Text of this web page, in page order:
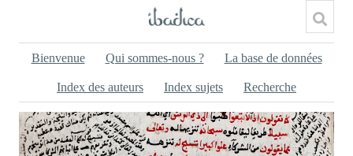
Bienvenue Qui sommes-nous ? La base de données
Index des auteurs Index sujets Recherche